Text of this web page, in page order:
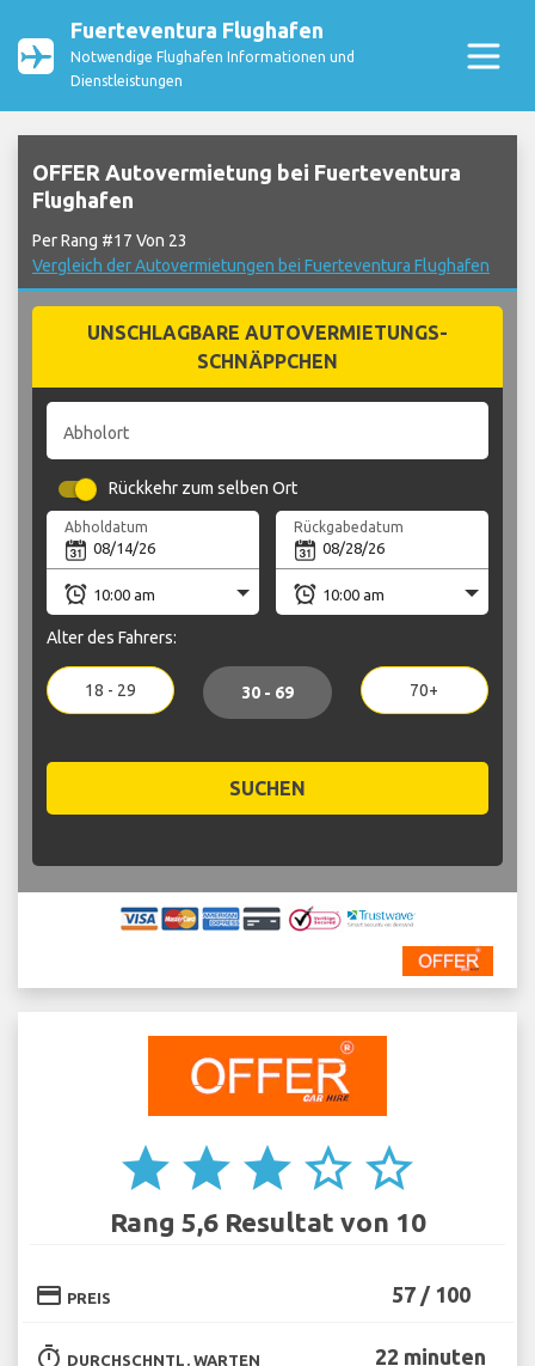
Fuerteventura Flughafen
Notwendige Flughafen Informationen und
Dienstleistungen
OFFER Autovermietung bei Fuerteventura
Flughafen
Per Rang #17 Von 23
Vergleich der Autovermietungen bei Fuerteventura Flughafen
UNSCHLAGBARE AUTOVERMIETUNGS-
SCHNÄPPCHEN
Abholort
Rückkehr zum selben Ort
Abholdatum Rückgabedatum
Alter des Fahrers:
18 - 29 30 - 69 70+
SUCHEN
star star star star_border star_border
Rang 5,6 Resultat von 10
credit_card PREIS 57 / 100
timer DURCHSCHNTL. WARTEN 22 minuten